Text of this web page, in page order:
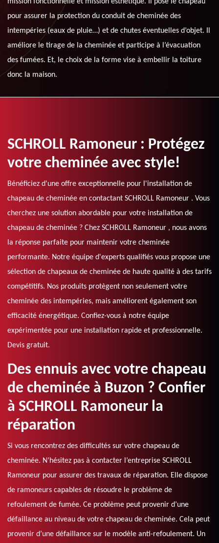
mission fonctionnelle et mission esthétique. Il pose le chapeau
pour assurer la protection du conduit de cheminée des
intempéries (eaux de pluie…) et de chutes éventuelles d’objet. Il
améliore le tirage de la cheminée et participe à l’évacuation
des fumées. Et, le choix de la forme vise à embellir la toiture
donc la maison.
SCHROLL Ramoneur : Protégez
votre cheminée avec style!
Bénéficiez d'une offre exceptionnelle pour l'installation de
chapeau de cheminée en contactant SCHROLL Ramoneur . Vous
cherchez une solution abordable pour votre installation de
chapeau de cheminée ? Chez SCHROLL Ramoneur , nous avons
la réponse parfaite pour maintenir votre cheminée
performante. Notre équipe d'experts qualifiés vous propose une
sélection de chapeaux de cheminée de haute qualité à des tarifs
compétitifs. Nos produits protègent non seulement votre
cheminée des intempéries, mais améliorent également son
efficacité énergétique. Confiez-vous à notre équipe
expérimentée pour une installation rapide et professionnelle.
Devis gratuit.
Des ennuis avec votre chapeau
de cheminée à Buzon ? Confier
à SCHROLL Ramoneur la
réparation
Si vous rencontrez des difficultés sur votre chapeau de
cheminée. N’hésitez pas à contacter l’entreprise SCHROLL
Ramoneur pour assurer des travaux de réparation. Elle dispose
de ramoneurs capables de résoudre le problème de
refoulement de fumée. Ce problème peut provenir d’une
défaillance au niveau de votre chapeau de cheminée. Cela peut
provenir d’une défaillance sur le modèle anti-refoulement. Un